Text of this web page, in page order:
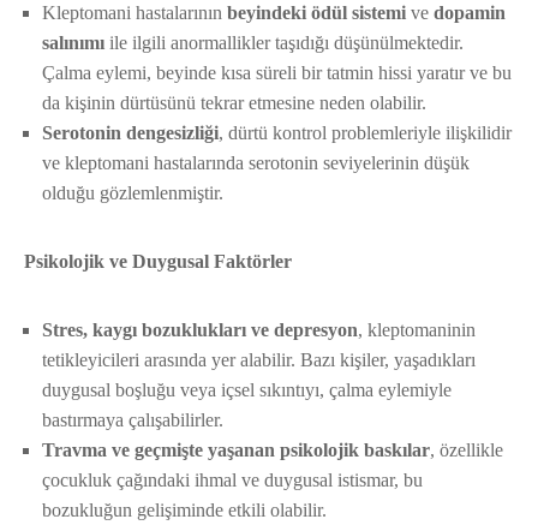
Kleptomani hastalarının beyindeki ödül sistemi ve dopamin
salınımı ile ilgili anormallikler taşıdığı düşünülmektedir.
Çalma eylemi, beyinde kısa süreli bir tatmin hissi yaratır ve bu
da kişinin dürtüsünü tekrar etmesine neden olabilir.
Serotonin dengesizliği, dürtü kontrol problemleriyle ilişkilidir
ve kleptomani hastalarında serotonin seviyelerinin düşük
olduğu gözlemlenmiştir.
Psikolojik ve Duygusal Faktörler
Stres, kaygı bozuklukları ve depresyon, kleptomaninin
tetikleyicileri arasında yer alabilir. Bazı kişiler, yaşadıkları
duygusal boşluğu veya içsel sıkıntıyı, çalma eylemiyle
bastırmaya çalışabilirler.
Travma ve geçmişte yaşanan psikolojik baskılar, özellikle
çocukluk çağındaki ihmal ve duygusal istismar, bu
bozukluğun gelişiminde etkili olabilir.